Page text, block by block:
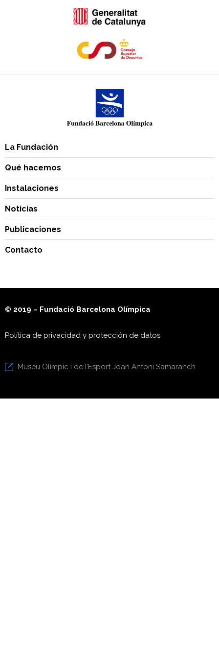
La Fundación
Qué hacemos
Instalaciones
Noticias
Publicaciones
Contacto
© 2019 – Fundació Barcelona Olímpica
Política de privacidad y protección de datos
Museu Olímpic i de l’Esport Joan Antoni Samaranch